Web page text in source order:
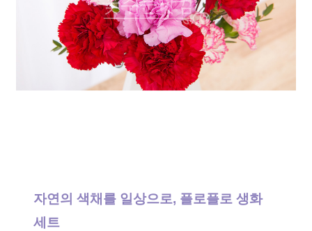
자연의 색채를 일상으로, 플로플로 생화
세트